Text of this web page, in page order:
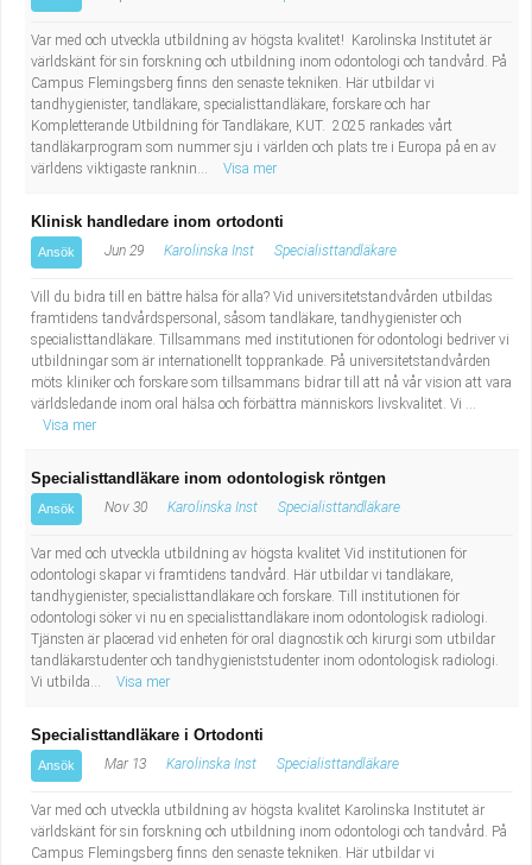
Var med och utveckla utbildning av högsta kvalitet! Karolinska Institutet är
världskänt för sin forskning och utbildning inom odontologi och tandvård. På
Campus Flemingsberg finns den senaste tekniken. Här utbildar vi
tandhygienister, tandläkare, specialisttandläkare, forskare och har
Kompletterande Utbildning för Tandläkare, KUT. 2025 rankades vårt
tandläkarprogram som nummer sju i världen och plats tre i Europa på en av
världens viktigaste ranknin...
Visa mer
Klinisk handledare inom ortodonti
Ansök Jun 29 Karolinska Inst Specialisttandläkare
Vill du bidra till en bättre hälsa för alla? Vid universitetstandvården utbildas
framtidens tandvårdspersonal, såsom tandläkare, tandhygienister och
specialisttandläkare. Tillsammans med institutionen för odontologi bedriver vi
utbildningar som är internationellt topprankade. På universitetstandvården
möts kliniker och forskare som tillsammans bidrar till att nå vår vision att vara
världsledande inom oral hälsa och förbättra människors livskvalitet. Vi ...
Visa mer
Specialisttandläkare inom odontologisk röntgen
Ansök Nov 30 Karolinska Inst Specialisttandläkare
Var med och utveckla utbildning av högsta kvalitet Vid institutionen för
odontologi skapar vi framtidens tandvård. Här utbildar vi tandläkare,
tandhygienister, specialisttandläkare och forskare. Till institutionen för
odontologi söker vi nu en specialisttandläkare inom odontologisk radiologi.
Tjänsten är placerad vid enheten för oral diagnostik och kirurgi som utbildar
tandläkarstudenter och tandhygieniststudenter inom odontologisk radiologi.
Vi utbilda...
Visa mer
Specialisttandläkare i Ortodonti
Ansök Mar 13 Karolinska Inst Specialisttandläkare
Var med och utveckla utbildning av högsta kvalitet Karolinska Institutet är
världskänt för sin forskning och utbildning inom odontologi och tandvård. På
Campus Flemingsberg finns den senaste tekniken. Här utbildar vi